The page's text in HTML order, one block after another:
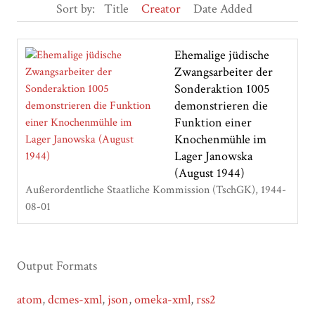
Sort by: Title Creator Date Added
Ehemalige jüdische
Zwangsarbeiter der
Sonderaktion 1005
demonstrieren die
Funktion einer
Knochenmühle im
Lager Janowska
(August 1944)
Außerordentliche Staatliche Kommission (TschGK) 1944-
08-01
Output Formats
atom,dcmes-xml, json,omeka-xml,rss2